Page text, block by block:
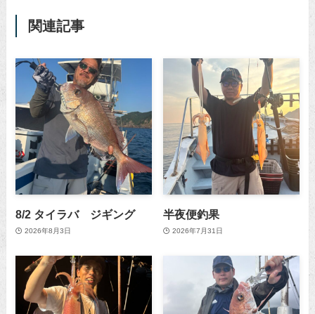
関連記事
8/2 タイラバ ジギング
2026年8月3日
半夜便釣果
2026年7月31日